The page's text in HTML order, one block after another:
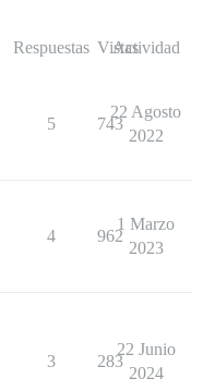
Respuestas Vistas
Actividad
5 743
22 Agosto
2022
4 962
1 Marzo
2023
3 283
22 Junio
2024